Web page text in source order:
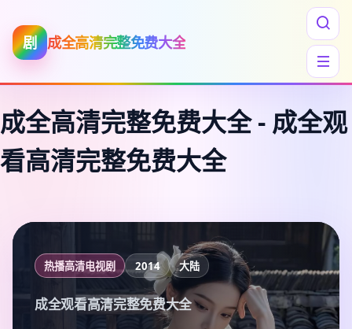
剧 成全高清完整免费大全
成全高清完整免费大全- 成全观
看高清完整免费大全
热播高清电视剧 2014 大陆
成全观看高清完整免费大全